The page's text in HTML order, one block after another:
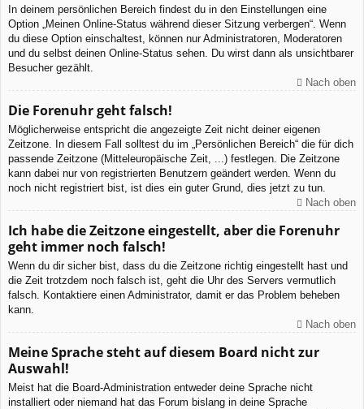
In deinem persönlichen Bereich findest du in den Einstellungen eine
Option „Meinen Online-Status während dieser Sitzung verbergen“. Wenn
du diese Option einschaltest, können nur Administratoren, Moderatoren
und du selbst deinen Online-Status sehen. Du wirst dann als unsichtbarer
Besucher gezählt.
Nach oben
Die Forenuhr geht falsch!
Möglicherweise entspricht die angezeigte Zeit nicht deiner eigenen
Zeitzone. In diesem Fall solltest du im „Persönlichen Bereich“ die für dich
passende Zeitzone (Mitteleuropäische Zeit, ...) festlegen. Die Zeitzone
kann dabei nur von registrierten Benutzern geändert werden. Wenn du
noch nicht registriert bist, ist dies ein guter Grund, dies jetzt zu tun.
Nach oben
Ich habe die Zeitzone eingestellt, aber die Forenuhr
geht immer noch falsch!
Wenn du dir sicher bist, dass du die Zeitzone richtig eingestellt hast und
die Zeit trotzdem noch falsch ist, geht die Uhr des Servers vermutlich
falsch. Kontaktiere einen Administrator, damit er das Problem beheben
kann.
Nach oben
Meine Sprache steht auf diesem Board nicht zur
Auswahl!
Meist hat die Board-Administration entweder deine Sprache nicht
installiert oder niemand hat das Forum bislang in deine Sprache